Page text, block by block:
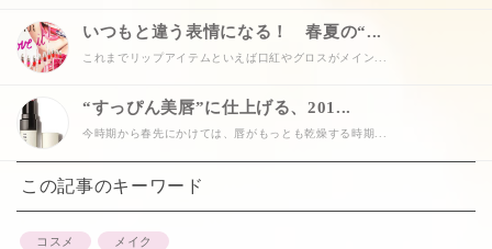
いつもと違う表情になる！ 春夏の“...
これまでリップアイテムといえば口紅やグロスがメイン...
“すっぴん美唇”に仕上げる、201...
今時期から春先にかけては、唇がもっとも乾燥する時期...
この記事のキーワード
コスメ メイク